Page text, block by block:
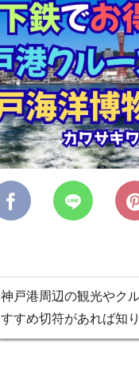
神戸港周辺の観光やク
すすめ切符があれば知り